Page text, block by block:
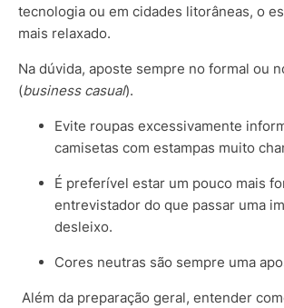
tecnologia ou em cidades litorâneas, o
mais relaxado.
Na dúvida, aposte sempre no formal ou
(business casual).
Evite roupas excessivamente
camisetas com estampas muito
É preferível estar um pouco mais
entrevistador do que passar uma
desleixo.
Cores neutras são sempre uma
Além da preparação geral, entender